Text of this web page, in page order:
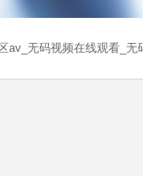
av_无码视频在线观看_无